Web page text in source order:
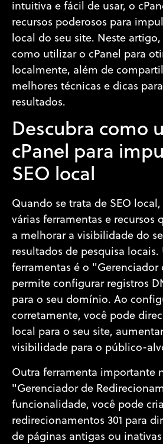
intuitiva e fácil de usar, o
recursos poderosos para
local do seu site. Neste
como utilizar o cPanel para
localmente, além de
melhores técnicas e dicas
resultados.
Descubra como
cPanel para
SEO local
Quando se trata de SEO
várias ferramentas e recursos
a melhorar a visibilidade do
resultados de pesquisa locais.
ferramentas é o "Gerenciador
permite configurar registros
para o seu domínio. Ao
corretamente, você pode
local para o seu site,
visibilidade para o público-
Outra ferramenta importante
"Gerenciador de
funcionalidade, você pode
redirecionamentos 301 para
de páginas antigas ou